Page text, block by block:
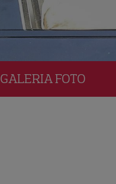
GALERIAFOTO